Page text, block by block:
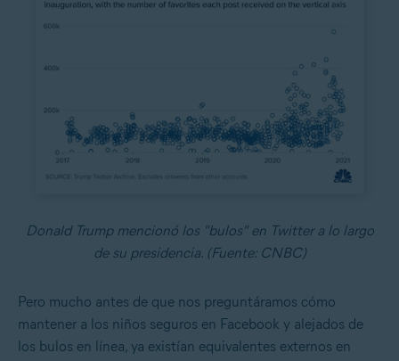
Donald Trump mencionó los "bulos" en Twitter a lo largo
de su presidencia. (Fuente: CNBC)
Pero mucho antes de que nos preguntáramos cómo
mantener a los niños seguros en Facebook y alejados de
los bulos en línea, ya existían equivalentes externos en